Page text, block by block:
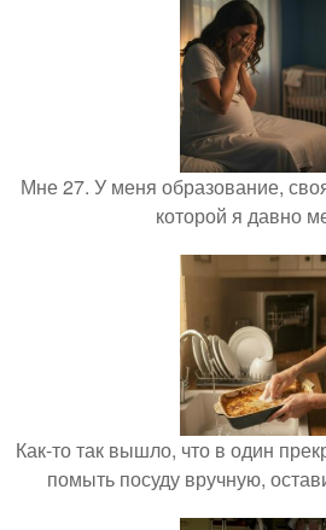
Мне 27. У меня образование,
которой я давно
Как-то так вышло, что в один
помыть посуду вручную,